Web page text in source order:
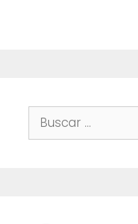
Buscar: